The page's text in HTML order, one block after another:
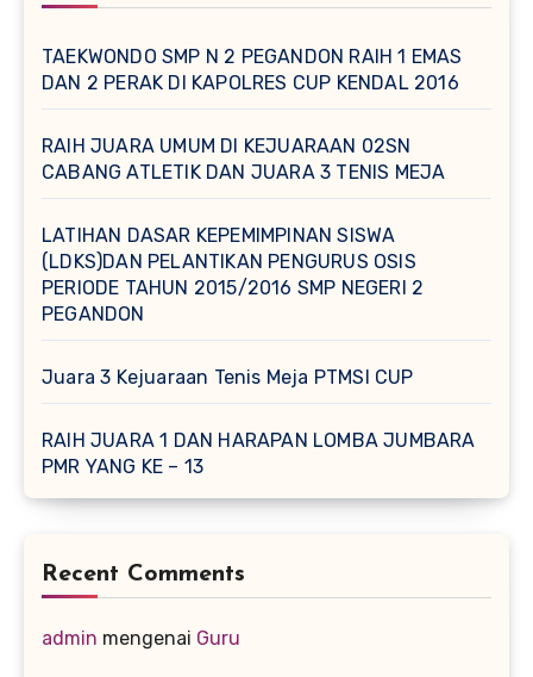
TAEKWONDO SMP N 2 PEGANDON RAIH 1 EMAS
DAN 2 PERAK DI KAPOLRES CUP KENDAL 2016
RAIH JUARA UMUM DI KEJUARAAN 02SN
CABANG ATLETIK DAN JUARA 3 TENIS MEJA
LATIHAN DASAR KEPEMIMPINAN SISWA
(LDKS)DAN PELANTIKAN PENGURUS OSIS
PERIODE TAHUN 2015/2016 SMP NEGERI 2
PEGANDON
Juara 3 Kejuaraan Tenis Meja PTMSI CUP
RAIH JUARA 1 DAN HARAPAN LOMBA JUMBARA
PMR YANG KE – 13
Recent Comments
admin mengenai Guru